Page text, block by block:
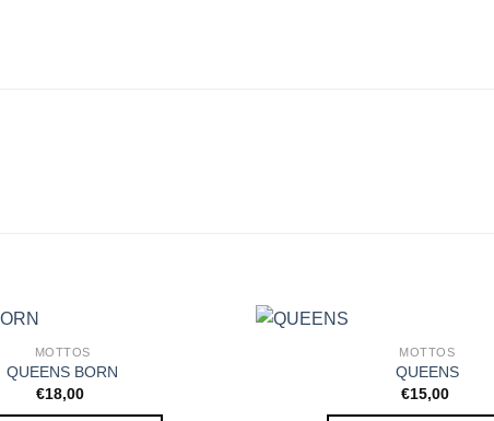
MOTTOS
QUEENS BORN
€18,00
MOTTOS
QUEENS
€15,00